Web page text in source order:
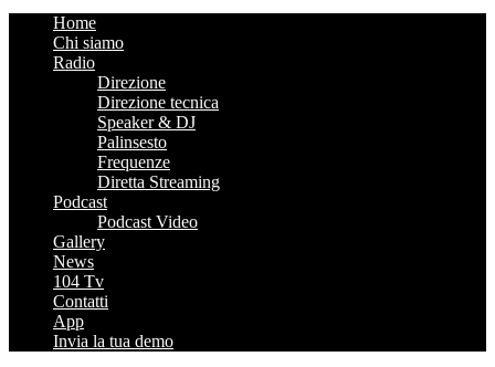
Home
Chi siamo
Radio
Direzione
Direzione tecnica
Speaker & DJ
Palinsesto
Frequenze
Diretta Streaming
Podcast
Podcast Video
Gallery
News
104 Tv
Contatti
App
Invia la tua demo